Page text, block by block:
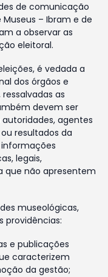
de comunicação
– Ibram e de
a observar as
eleitoral.
é vedada a
dos órgãos e
as
devem ser
agentes
resultados da
legais,
que não apresentem
museológicas,
providências:
e publicações
caracterizem
da gestão;